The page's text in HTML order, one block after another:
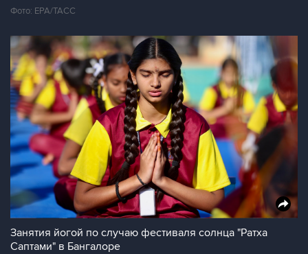
Фото: ЕРА/ТАСС
Занятия йогой по случаю фестиваля солнца "Ратха
Саптами" в Бангалоре